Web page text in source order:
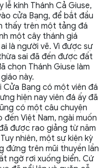
lễ kính Thánh Cả Giuse,
cửa Bạng, để bắt đầu
thấy trên một tảng đá
một cây thánh giá
là người vẽ. Vì được sự
sai đã đến được đất
chọn Thánh Giuse làm
này.
Bạng có một viên đá
hiện nay viên đá ấy đã
có một câu chuyện
Việt Nam, ngài muốn
được rao giảng từ năm
nhiên, một sự kiện kỳ
đứng trên mũi thuyền lần
ngờ rơi xuống biển. Cứ